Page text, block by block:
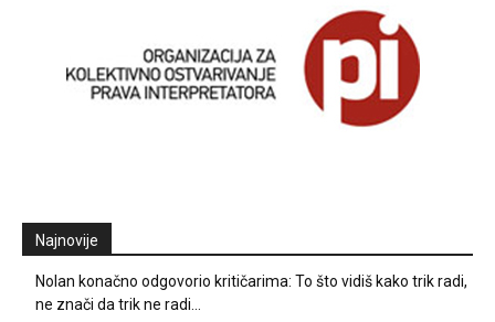
Najnovije
Nolan konačno odgovorio kritičarima: To što vidiš kako trik radi,
ne znači da trik ne radi…